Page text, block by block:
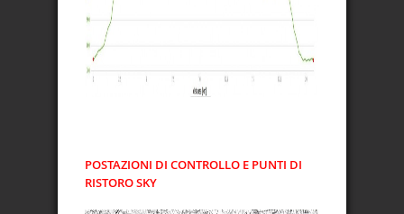
POSTAZIONI DI CONTROLLO E PUNTI DI
RISTORO SKY